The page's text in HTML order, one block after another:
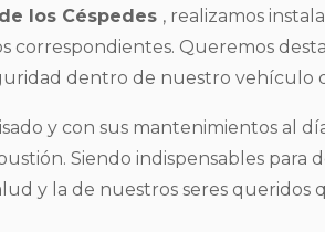
los Céspedes , realizamos
correspondientes. Queremos
dentro de nuestro vehículo
y con sus mantenimientos al
Siendo indispensables para
y la de nuestros seres queridos